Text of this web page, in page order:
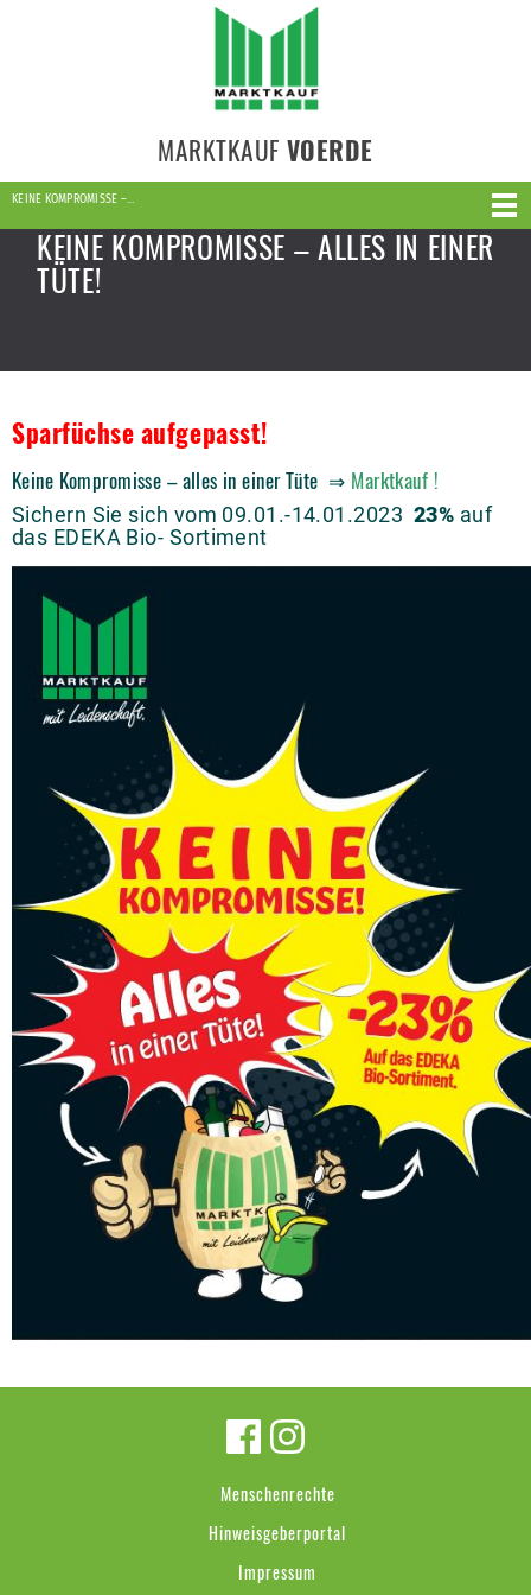
MARKTKAUF VOERDE
KEINE KOMPROMISSE –…
KEINE KOMPROMISSE – ALLES IN EINER
TÜTE!
Sparfüchse aufgepasst!
Keine Kompromisse – alles in einer Tüte ⇒ Marktkauf !
Sichern Sie sich vom 09.01.-14.01.2023 23% auf
das EDEKA Bio- Sortiment
Menschenrechte
Hinweisgeberportal
Impressum